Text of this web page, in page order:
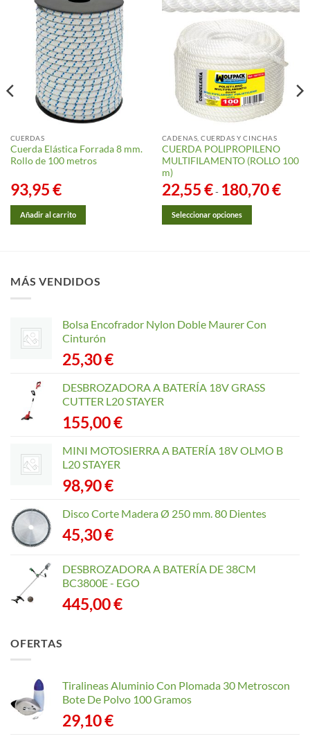
CUERDAS
Cuerda Elástica Forrada 8 mm.
Rollo de 100 metros
93,95€
Añadir al carrito
CADENAS, CUERDAS Y CINCHAS
CUERDA POLIPROPILENO
MULTIFILAMENTO (ROLLO 100
m)
22,55€ - 180,70€Rango
de
Seleccionar opciones
la
página
MÁS VENDIDOS
Bolsa Encofrador Nylon Doble Maurer Con
Cinturón
25,30€
DESBROZADORA A BATERÍA 18V GRASS
CUTTER L20 STAYER
155,00€
MINI MOTOSIERRA A BATERÍA 18V OLMO B
L20 STAYER
98,90€
Disco Corte Madera Ø 250 mm. 80 Dientes
45,30€
DESBROZADORA A BATERÍA DE 38CM
BC3800E - EGO
445,00€
OFERTAS
Tiralineas Aluminio Con Plomada 30 Metroscon
Bote De Polvo 100 Gramos
29,10€